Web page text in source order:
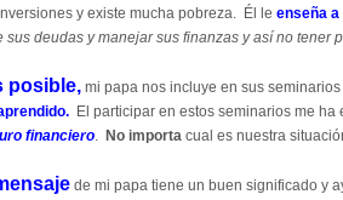
y existe mucha pobreza. Él le enseña
sus deudas y manejar sus finanzas y así no tener
posible, mi papa nos incluye en sus
El participar en estos seminarios me ha
financiero. No importa cual es nuestra
de mi papa tiene un buen significado y